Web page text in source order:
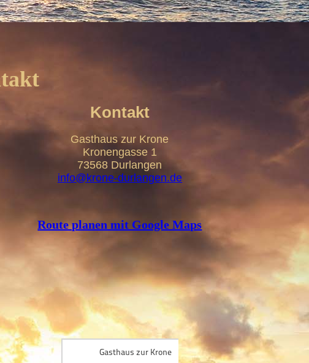
Kontakt
Gasthaus zur Krone
Kronengasse 1
73568 Durlangen
info@krone-durlangen.de
Route planen mit Google Maps